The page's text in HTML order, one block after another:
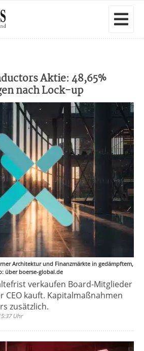
Aktie: 48,65%
nach Lock-up
Architektur und Finanzmärkte in gedämpftem,
über boerse-global.de
verkaufen Board-Mitglieder
CEO kauft. Kapitalmaßnahmen
zusätzlich.
Uhr